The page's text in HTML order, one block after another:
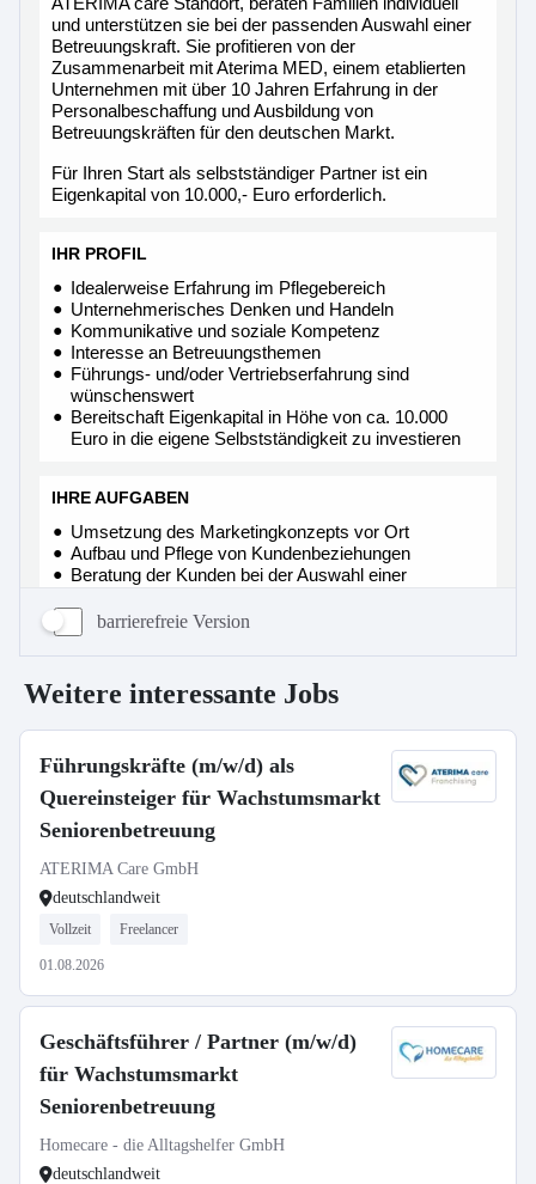
barrierefreie Version
Weitere interessante Jobs
Führungskräfte (m/w/d) als
Quereinsteiger für Wachstumsmarkt
Seniorenbetreuung
ATERIMA Care GmbH
deutschlandweit
Vollzeit Freelancer
01.08.2026
Geschäftsführer / Partner (m/w/d)
für Wachstumsmarkt
Seniorenbetreuung
Homecare - die Alltagshelfer GmbH
deutschlandweit